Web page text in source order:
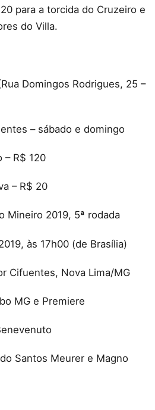
para a torcida do Cruzeiro e
do Villa.
Domingos Rodrigues, 25 –
– sábado e domingo
– R$ 120
– R$ 20
Mineiro 2019, 5ª rodada
às 17h00 (de Brasília)
Cifuentes, Nova Lima/MG
MG e Premiere
Santos Meurer e Magno